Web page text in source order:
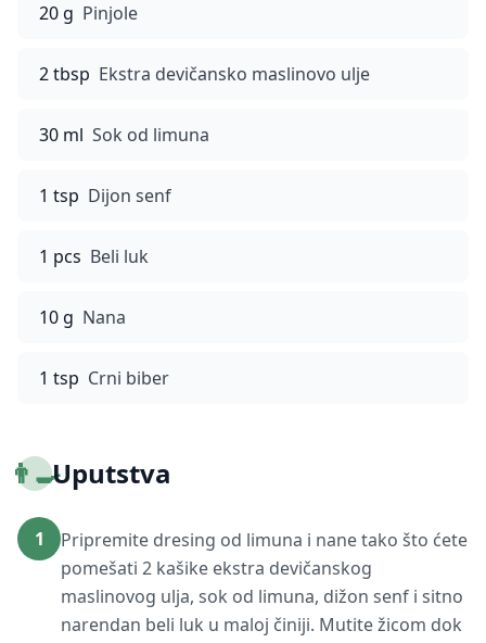
20 g Pinjole
2 tbsp Ekstra devičansko maslinovo ulje
30 ml Sok od limuna
1 tsp Dijon senf
1 pcs Beli luk
10 g Nana
1 tsp Crni biber
👨‍🍳Uputstva
1
Pripremite dresing od limuna i nane tako što ćete
pomešati 2 kašike ekstra devičanskog
maslinovog ulja, sok od limuna, dižon senf i sitno
narendan beli luk u maloj činiji. Mutite žicom dok